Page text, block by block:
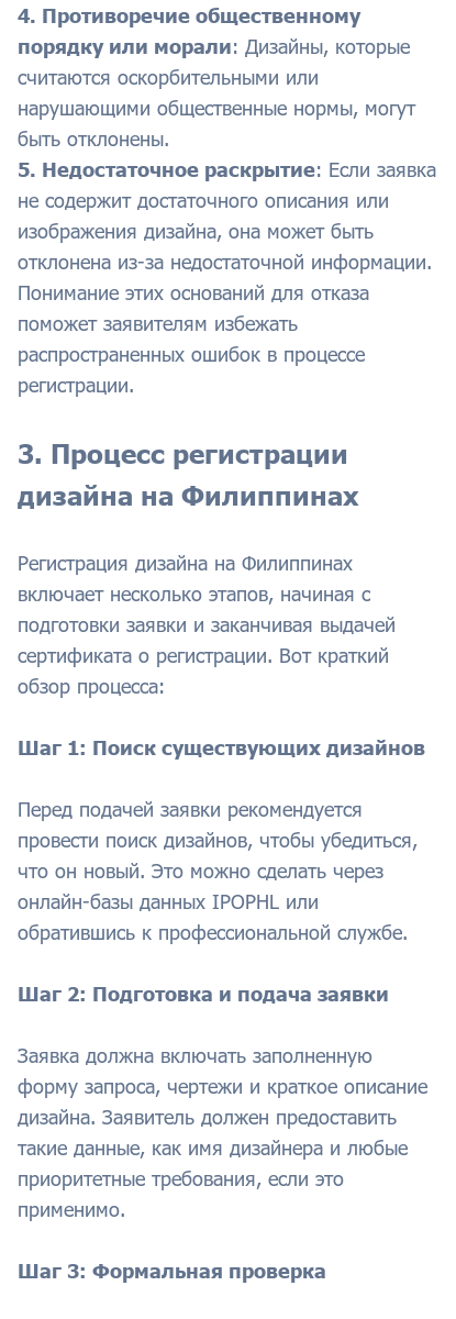
4. Противоречие общественному
порядку или морали: Дизайны, которые
считаются оскорбительными или
нарушающими общественные нормы, могут
быть отклонены.
5. Недостаточное раскрытие: Если заявка
не содержит достаточного описания или
изображения дизайна, она может быть
отклонена из-за недостаточной информации.
Понимание этих оснований для отказа
поможет заявителям избежать
распространенных ошибок в процессе
регистрации.
3. Процесс регистрации
дизайна на Филиппинах
Регистрация дизайна на Филиппинах
включает несколько этапов, начиная с
подготовки заявки и заканчивая выдачей
сертификата о регистрации. Вот краткий
обзор процесса:
Шаг 1: Поиск существующих дизайнов
Перед подачей заявки рекомендуется
провести поиск дизайнов, чтобы убедиться,
что он новый. Это можно сделать через
онлайн-базы данных IPOPHL или
обратившись к профессиональной службе.
Шаг 2: Подготовка и подача заявки
Заявка должна включать заполненную
форму запроса, чертежи и краткое описание
дизайна. Заявитель должен предоставить
такие данные, как имя дизайнера и любые
приоритетные требования, если это
применимо.
Шаг 3: Формальная проверка